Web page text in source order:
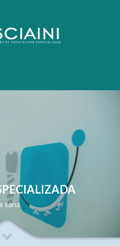
sana